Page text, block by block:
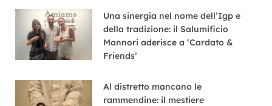
Una sinergia nel nome dell’Igp e
della tradizione: il Salumificio
Mannori aderisce a ‘Cardato &
Friends’
Al distretto mancano le
rammendine: il mestiere